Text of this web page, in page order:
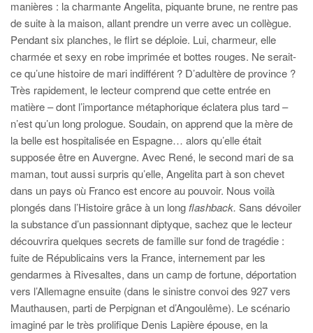
manières : la charmante Angelita, piquante brune, ne rentre pas
de suite à la maison, allant prendre un verre avec un collègue.
Pendant six planches, le flirt se déploie. Lui, charmeur, elle
charmée et sexy en robe imprimée et bottes rouges. Ne serait-
ce qu’une histoire de mari indifférent ? D’adultère de province ?
Très rapidement, le lecteur comprend que cette entrée en
matière – dont l’importance métaphorique éclatera plus tard –
n’est qu’un long prologue. Soudain, on apprend que la mère de
la belle est hospitalisée en Espagne… alors qu’elle était
supposée être en Auvergne. Avec René, le second mari de sa
maman, tout aussi surpris qu’elle, Angelita part à son chevet
dans un pays où Franco est encore au pouvoir. Nous voilà
plongés dans l’Histoire grâce à un long flashback. Sans dévoiler
la substance d’un passionnant diptyque, sachez que le lecteur
découvrira quelques secrets de famille sur fond de tragédie :
fuite de Républicains vers la France, internement par les
gendarmes à Rivesaltes, dans un camp de fortune, déportation
vers l’Allemagne ensuite (dans le sinistre convoi des 927 vers
Mauthausen, parti de Perpignan et d’Angoulême). Le scénario
imaginé par le très prolifique Denis Lapière épouse, en la